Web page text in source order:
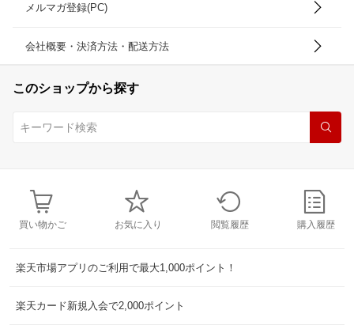
メルマガ登録(PC)
会社概要・決済方法・配送方法
このショップから探す
買い物かご お気に入り 閲覧履歴 購入履歴
楽天市場アプリのご利用で最大1,000ポイント！
楽天カード新規入会で2,000ポイント